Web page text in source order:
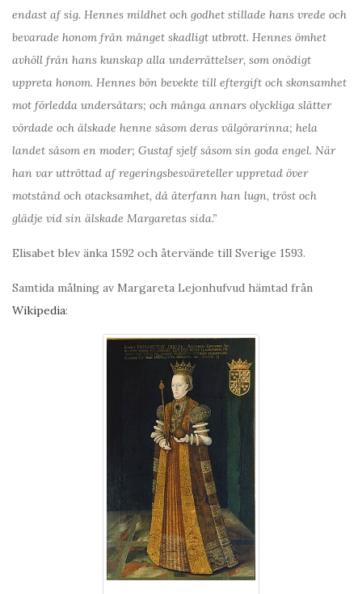
endast af sig. Hennes mildhet och godhet stillade hans vrede och
bevarade honom från månget skadligt utbrott. Hennes ömhet
avhöll från hans kunskap alla underrättelser, som onödigt
uppreta honom. Hennes bön bevekte till eftergift och skonsamhet
mot förledda undersåtars; och många annars olyckliga slätter
vördade och älskade henne såsom deras välgörarinna; hela
landet såsom en moder; Gustaf sjelf såsom sin goda engel. När
han var uttröttad af regeringsbesväreteller uppretad över
motstånd och otacksamhet, då återfann han lugn, tröst och
glädje vid sin älskade Margaretas sida.”
Elisabet blev änka 1592 och återvände till Sverige 1593.
Samtida målning av Margareta Lejonhufvud hämtad från
Wikipedia: